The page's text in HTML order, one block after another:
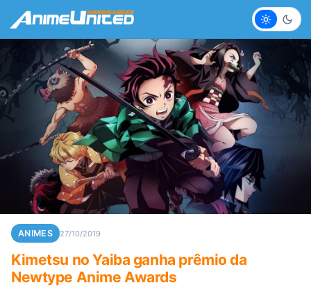
Claro
ANIMES 27/10/2019
Kimetsu no Yaiba ganha prêmio da
Newtype Anime Awards